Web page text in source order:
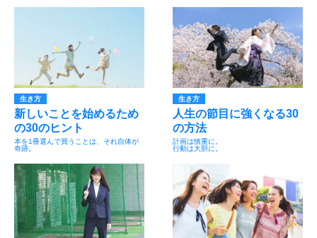
生き方
新しいことを始めるため
の30のヒント
本を1冊選んで買うことは、それ自体が
奇跡。
生き方
人生の節目に強くなる30
の方法
計画は慎重に。
行動は大胆に。